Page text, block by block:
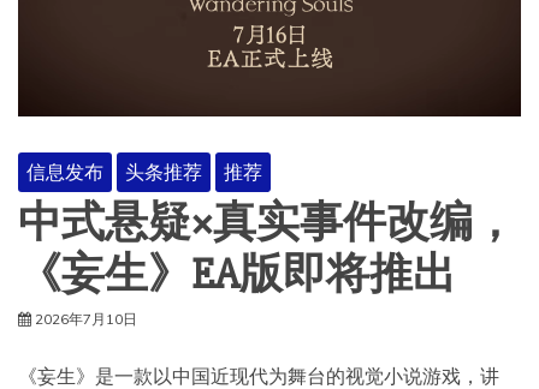
信息发布 头条推荐 推荐
中式悬疑×真实事件改编，
《妄生》EA版即将推出
2026年7月10日
《妄生》是一款以中国近现代为舞台的视觉小说游戏，讲